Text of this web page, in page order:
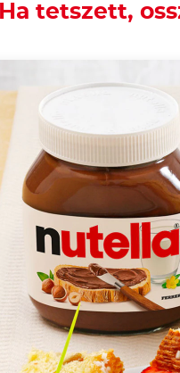
Ha tetszett,
Easter with its